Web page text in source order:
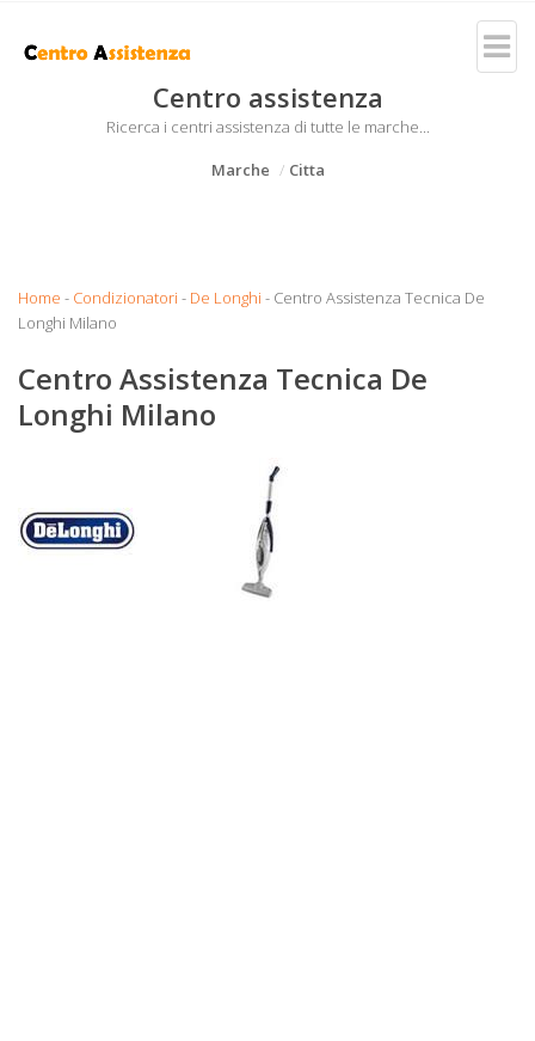
Centro assistenza
Ricerca i centri assistenza di tutte le marche...
Marche
Citta
Home - Condizionatori - De Longhi - Centro Assistenza Tecnica De
Longhi Milano
Centro Assistenza Tecnica De
Longhi Milano